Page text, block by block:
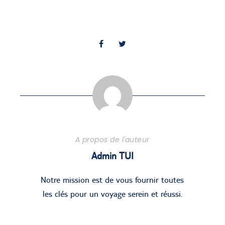
A propos de l'auteur
Admin TUI
Notre mission est de vous fournir toutes
les clés pour un voyage serein et réussi.